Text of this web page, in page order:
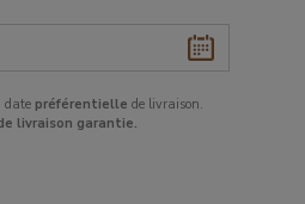
date préférentielle de livraison.
livraison garantie.